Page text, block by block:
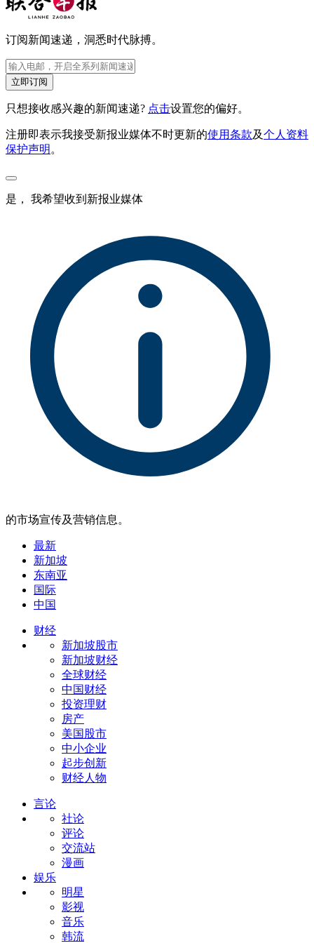
订阅新闻速递，洞悉时代脉搏。
立即订阅
只想接收感兴趣的新闻速递? 点击设置您的偏好。
注册即表示我接受新报业媒体不时更新的使用条款及个人资料
保护声明 。
是， 我希望收到新报业媒体
的市场宣传及营销信息。
最新
新加坡
东南亚
国际
中国
财经
新加坡股市
新加坡财经
全球财经
中国财经
投资理财
房产
美国股市
中小企业
起步创新
财经人物
言论
社论
评论
交流站
漫画
娱乐
明星
影视
音乐
韩流